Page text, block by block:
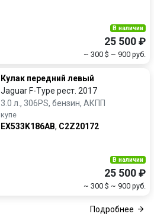
В наличии
25 500 ₽
~ 300 $ ~ 900 руб.
Кулак передний левый
Jaguar F-Type рест. 2017
3.0 л., 306PS, бензин, АКПП
купе
EX533K186AB, C2Z20172
В наличии
25 500 ₽
~ 300 $ ~ 900 руб.
Подробнее